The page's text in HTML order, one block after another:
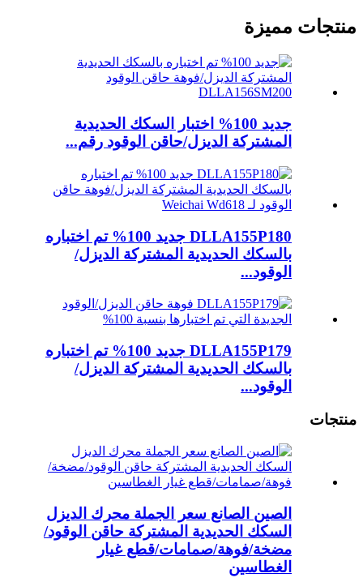
منتجات مميزة
جديد 100% اختبار السكك الحديدية
المشتركة الديزل/حاقن الوقود رقم...
DLLA155P180 جديد 100% تم اختباره
بالسكك الحديدية المشتركة الديزل/
الوقود...
DLLA155P179 جديد 100% تم اختباره
بالسكك الحديدية المشتركة الديزل/
الوقود...
منتجات
الصين الصانع سعر الجملة محرك الديزل
السكك الحديدية المشتركة حاقن الوقود/
مضخة/فوهة/صمامات/قطع غيار
الغطاسين